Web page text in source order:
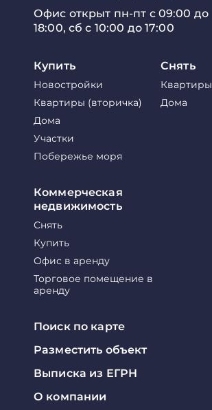
Офис открыт пн-пт с 09:00 до
18:00, сб с 10:00 до 17:00
Купить
Новостройки
Квартиры (вторичка)
Дома
Участки
Побережье моря
Снять
Квартиры
Дома
Коммерческая
недвижимость
Снять
Купить
Офис в аренду
Торговое помещение в
аренду
Поиск по карте
Разместить объект
Выписка из ЕГРН
О компании